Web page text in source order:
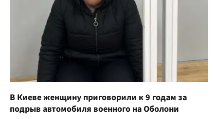
В Киеве женщину приговорили к 9 годам за
подрыв автомобиля военного на Оболони